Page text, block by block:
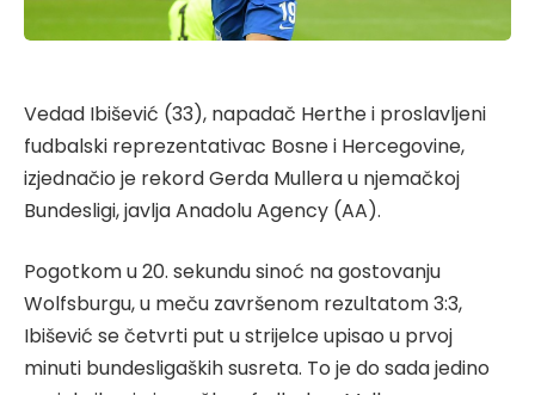
Vedad Ibišević (33), napadač Herthe i proslavljeni
fudbalski reprezentativac Bosne i Hercegovine,
izjednačio je rekord Gerda Mullera u njemačkoj
Bundesligi, javlja Anadolu Agency (AA).
Pogotkom u 20. sekundu sinoć na gostovanju
Wolfsburgu, u meču završenom rezultatom 3:3,
Ibišević se četvrti put u strijelce upisao u prvoj
minuti bundesligaških susreta. To je do sada jedino